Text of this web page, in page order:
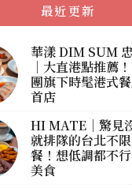
最近更新
華漾 DIM SUM
｜大直港點推薦
團旗下時髦港式
首店
HI MATE｜驚見
就排隊的台北不
餐！想低調都不
美食